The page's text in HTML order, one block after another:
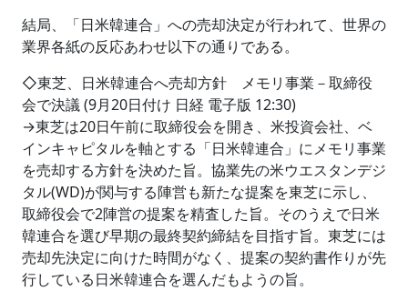
結局、「日米韓連合」への売却決定が行われて、世界の
業界各紙の反応あわせ以下の通りである。
◇東芝、日米韓連合へ売却方針 メモリ事業－取締役
会で決議 (9月20日付け 日経 電子版 12:30)
→東芝は20日午前に取締役会を開き、米投資会社、ベ
インキャピタルを軸とする「日米韓連合」にメモリ事業
を売却する方針を決めた旨。協業先の米ウエスタンデジ
タル(WD)が関与する陣営も新たな提案を東芝に示し、
取締役会で2陣営の提案を精査した旨。そのうえで日米
韓連合を選び早期の最終契約締結を目指す旨。東芝には
売却先決定に向けた時間がなく、提案の契約書作りが先
行している日米韓連合を選んだもようの旨。